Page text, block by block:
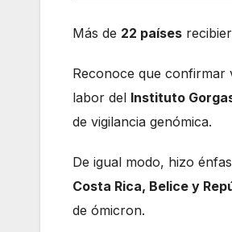
Más de 22 países
Reconoce que confirmar
labor del Instituto
de vigilancia genómica.
De igual modo, hizo
Costa Rica, Belice y
de ómicron.